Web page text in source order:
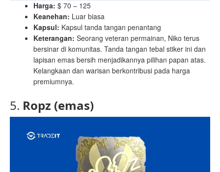
Harga: $ 70 – 125
Keanehan: Luar biasa
Kapsul: Kapsul tanda tangan penantang
Keterangan: Seorang veteran permainan, Niko terus
bersinar di komunitas. Tanda tangan tebal stiker ini dan
lapisan emas bersih menjadikannya pilihan papan atas.
Kelangkaan dan warisan berkontribusi pada harga
premiumnya.
5. Ropz (emas)